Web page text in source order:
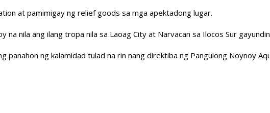
at pamimigay ng relief goods sa mga apektadong lugar.
nila ang ilang tropa nila sa Laoag City at Narvacan sa Ilocos Sur
ng kalamidad tulad na rin nang direktiba ng Pangulong Noynoy